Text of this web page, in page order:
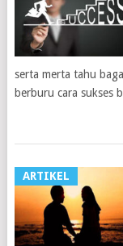
serta merta tahu
berburu cara sukses
ARTIKEL